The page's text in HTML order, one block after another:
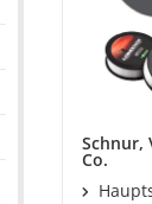
Schnur,
Co.